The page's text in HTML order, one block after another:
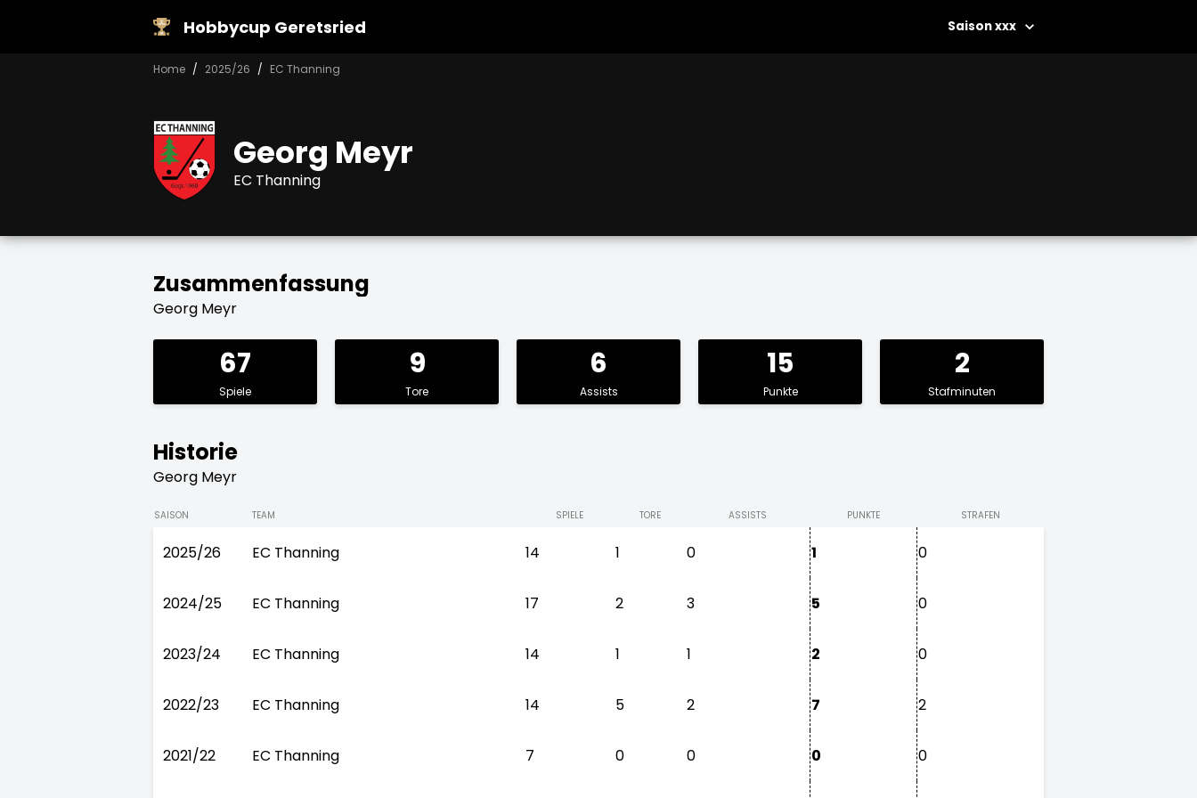
Hobbycup Geretsried xxx
Home 2025/26 EC Thanning
Georg Meyr
EC Thanning
Zusammenfassung
Georg Meyr
67
Spiele
9
Tore
6
Assists
15
Punkte
2
Stafminuten
Historie
Georg Meyr
SAISON TEAM SPIELE TORE ASSISTS PUNKTE STRAFEN
2025/26 EC Thanning 14 1 0 1 0
2024/25 EC Thanning 17 2 3 5 0
2023/24 EC Thanning 14 1 1 2 0
2022/23 EC Thanning 14 5 2 7 2
2021/22 EC Thanning 7 0 0 0 0